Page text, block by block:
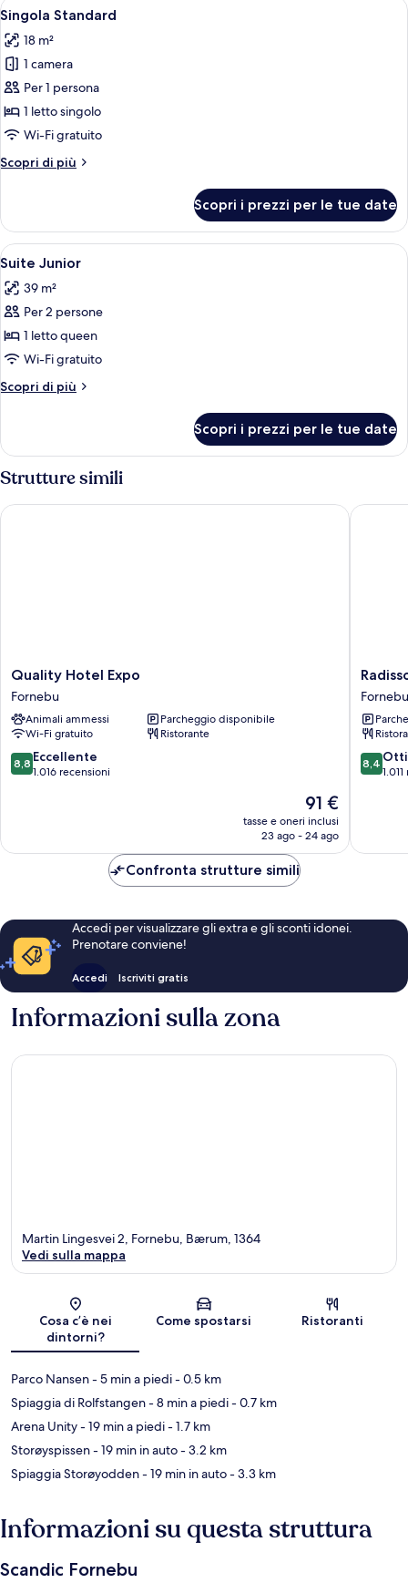
letto
queen
Apri
tutte
le
foto
per
Singola
Standard
4
Singola Standard
18 m²
1 camera
Per 1 persona
1 letto singolo
Wi-Fi gratuito
Scopri di più
Altri
Standard
Scopri i prezzi per le tue date
Apri
tutte
le
foto
per
Suite
Junior
Una camera d'hotel moderna con
5
Suite Junior
39 m²
Per 2 persone
1 letto queen
Wi-Fi gratuito
Scopri di più
Altri
Junior
Scopri i prezzi per le tue date
Strutture simili
Quality
Hotel
Expo
Fornebu
Quality Hotel Expo
Fornebu
Animali ammessi
Parcheggio disponibile
Wi-Fi gratuito
Ristorante
8.8
su
8,8 Eccellente
1.016 recensioni
Il
prezzo
attuale
91 €
tasse e oneri inclusi
23 ago - 24 ago
Quality Hotel Expo
Blu
Park
Hotel,
Oslo
Fornebu
Fornebu
8.4
su
8,4
Confronta strutture simili
Accedi per visualizzare gli extra e gli sconti idonei.
Prenotare conviene!
Accedi Iscriviti gratis
Informazioni sulla zona
Mappa
Martin Lingesvei 2, Fornebu, Bærum, 1364
Vedi sulla mappa
Cosa c’è nei
dintorni?
Come spostarsi Ristoranti
Parco Nansen- 5 min a piedi- 0.5 km
Spiaggia di Rolfstangen- 8 min a piedi- 0.7 km
Arena Unity- 19 min a piedi- 1.7 km
Storøyspissen- 19 min in auto- 3.2 km
Spiaggia Storøyodden- 19 min in auto- 3.3 km
Informazioni su questa struttura
Scandic Fornebu